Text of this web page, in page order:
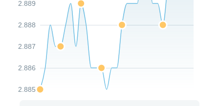
2.885
2.886
2.887
2.888
2.889